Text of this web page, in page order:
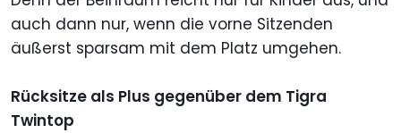
auch dann nur, wenn die vorne Sitzenden
äußerst sparsam mit dem Platz umgehen.
Rücksitze als Plus gegenüber dem Tigra
Twintop